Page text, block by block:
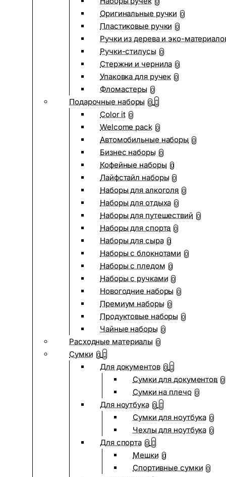
0
Оригинальные ручки 0
Пластиковые ручки 0
Ручки из дерева и эко-
Ручки-стилусы 0
Стержни и чернила 0
Упаковка для ручек 0
Фломастеры 0
Подарочные наборы 0
Color it 0
Welcome pack 0
Автомобильные наборы 0
Бизнес наборы 0
Кофейные наборы 0
Лайфстайл наборы 0
Наборы для алкоголя 0
Наборы для отдыха 0
Наборы для путешествий 0
Наборы для спорта 0
Наборы для сыра 0
Наборы с блокнотами 0
Наборы с пледом 0
Наборы с ручками 0
Новогодние наборы 0
Премиум наборы 0
Продуктовые наборы 0
Чайные наборы 0
Расходные материалы 0
Сумки 0
Для документов 0
Сумки для документов 0
Сумки на плечо 0
Для ноутбука 0
Сумки для ноутбука 0
Чехлы для ноутбука 0
Для спорта 0
Мешки 0
Спортивные сумки 0